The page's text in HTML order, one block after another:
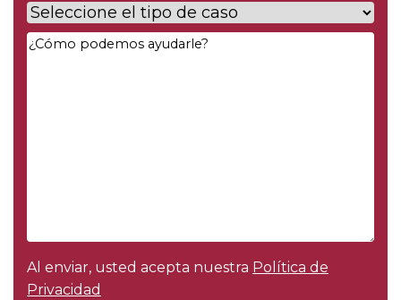
Case
Type*
Your
Al enviar, usted acepta nuestra Política de
Privacidad